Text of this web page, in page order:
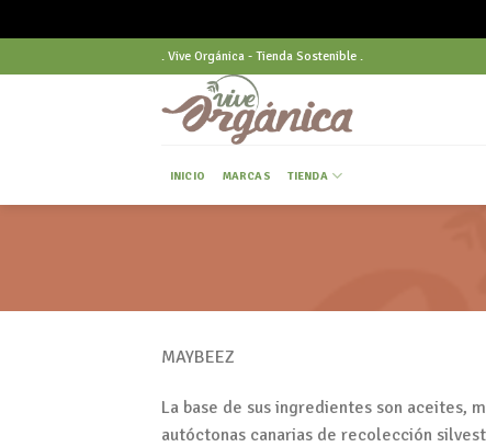
to
. Vive Orgánica - Tienda Sostenible .
INICIO MARCAS TIENDA
MAYBEEZ
La base de sus ingredientes son aceites,
autóctonas canarias de recolección